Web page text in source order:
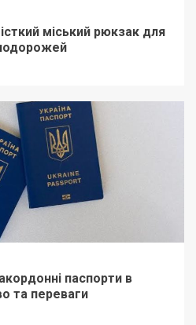
міський рюкзак для
паспорти в
та переваги